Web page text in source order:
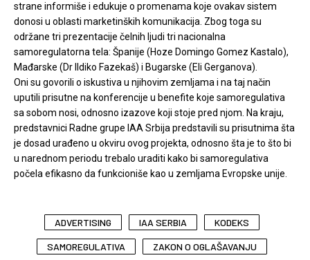
strane informiše i edukuje o promenama koje ovakav sistem
donosi u oblasti marketinških komunikacija. Zbog toga su
održane tri prezentacije čelnih ljudi tri nacionalna
samoregulatorna tela: Španije (Hoze Domingo Gomez Kastalo),
Mađarske (Dr Ildiko Fazekaš) i Bugarske (Eli Gerganova).
Oni su govorili o iskustiva u njihovim zemljama i na taj način
uputili prisutne na konferencije u benefite koje samoregulativa
sa sobom nosi, odnosno izazove koji stoje pred njom. Na kraju,
predstavnici Radne grupe IAA Srbija predstavili su prisutnima šta
je dosad urađeno u okviru ovog projekta, odnosno šta je to što bi
u narednom periodu trebalo uraditi kako bi samoregulativa
počela efikasno da funkcioniše kao u zemljama Evropske unije.
ADVERTISING IAA SERBIA KODEKS
SAMOREGULATIVA ZAKON O OGLAŠAVANJU